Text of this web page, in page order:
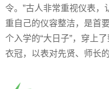
令。”古人非常重视仪表，
重自己的仪容整洁，是首
个入学的“大日子”，穿上
衣冠，以表对先贤、师长的